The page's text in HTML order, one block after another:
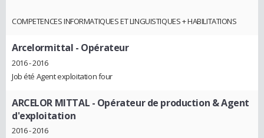
COMPETENCES INFORMATIQUES ET LINGUISTIQUES + HABILITATIONS
Arcelormittal - Opérateur
2016 - 2016
Job été Agent exploitation four
ARCELOR MITTAL - Opérateur de production & Agent
d'exploitation
2016 - 2016